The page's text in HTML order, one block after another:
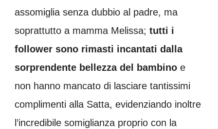
assomiglia senza dubbio al padre, ma
soprattutto a mamma Melissa; tutti i
follower sono rimasti incantati dalla
sorprendente bellezza del bambino e
non hanno mancato di lasciare tantissimi
complimenti alla Satta, evidenziando inoltre
l’incredibile somiglianza proprio con la